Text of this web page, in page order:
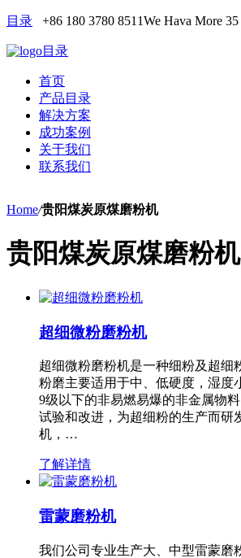
目录 +86 180 3780 8511We Hava More 35
目录
首页
产品目录
解决方案
成功案例
关于我们
联系我们
Home/贵阳煤炭原煤磨粉机
贵阳煤炭原煤磨粉机
超细微粉磨粉机
超细微粉磨粉机是一种细粉及超细
粉磨主要适用于中、低硬度，湿度
9级以下的非易燃易爆的非金属物
试验和改进，为超细粉的生产而研
机，…
了解详情
雷蒙磨粉机
我们公司专业生产大、中型雷蒙磨